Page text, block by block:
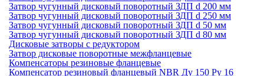
Затвор чугунный дисковый поворотный ЗДП d 200 мм
Затвор чугунный дисковый поворотный ЗДП d 250 мм
Затвор чугунный дисковый поворотный ЗДП d 50 мм
Затвор чугунный дисковый поворотный ЗДП d 80 мм
Дисковые затворы с редуктором
Затвор дисковые поворотные межфланцевые
Компенсаторы резиновые фланцевые
Компенсатор резиновый фланцевый NBR Ду 150 Ру 16